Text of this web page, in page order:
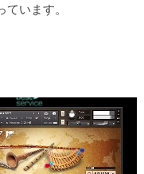
います。